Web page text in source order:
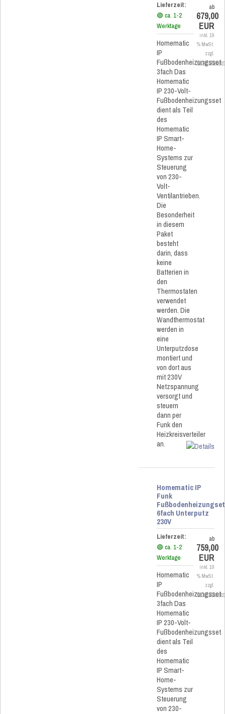
Lieferzeit:
🟢 ca. 1-2
Werktage
Homematic
IP
Fußbodenheizungsset
3fach Das
Homematic
IP 230-Volt-
Fußbodenheizungsset
dient als Teil
des
Homematic
IP Smart-
Home-
Systems zur
Steuerung
von 230-
Volt-
Ventilantrieben.
Die
Besonderheit
in diesem
Paket
besteht
darin, dass
keine
Batterien in
den
Thermostaten
verwendet
werden. Die
Wandthermostat
werden in
eine
Unterputzdose
montiert und
von dort aus
mit 230V
Netzspannung
versorgt und
steuern
dann per
Funk den
Heizkreisverteiler
an.
ab
679,00
EUR
inkl. 19
% MwSt.
zzgl.
Versandkosten
Homematic IP
Funk
Fußbodenheizungset
6fach Unterputz
230V
Lieferzeit:
🟢 ca. 1-2
Werktage
Homematic
IP
Fußbodenheizungsset
3fach Das
Homematic
IP 230-Volt-
Fußbodenheizungsset
dient als Teil
des
Homematic
IP Smart-
Home-
Systems zur
Steuerung
von 230-
ab
759,00
EUR
inkl. 19
% MwSt.
zzgl.
Versandkosten